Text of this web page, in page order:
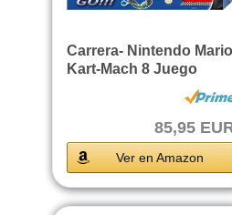
Carrera- Nintendo Mario
Kart-Mach 8 Juego
85,95
Ver en Amazon